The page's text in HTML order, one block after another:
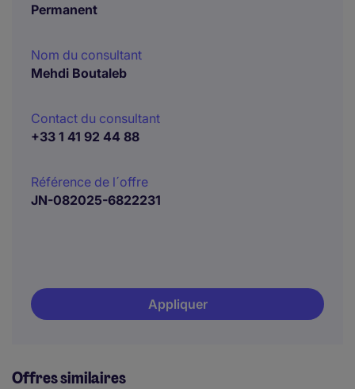
Permanent
Nom du consultant
Mehdi Boutaleb
Contact du consultant
+33 1 41 92 44 88
Référence de l´offre
JN-082025-6822231
Appliquer
Offres similaires